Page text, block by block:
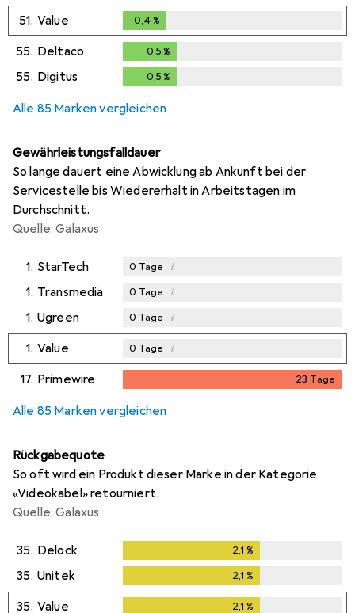
51. Value 0,4 %
55. Deltaco 0,5 %
55. Digitus 0,5 %
Alle 85 Marken vergleichen
Gewährleistungsfalldauer
So lange dauert eine Abwicklung ab Ankunft bei der
Servicestelle bis Wiedererhalt in Arbeitstagen im
Durchschnitt.
Quelle: Galaxus
1. StarTech 0 Tage i
1. Transmedia 0 Tage i
1. Ugreen 0 Tage i
1. Value 0 Tage i
17. Primewire 23 Tage
Alle 85 Marken vergleichen
Rückgabequote
So oft wird ein Produkt dieser Marke in der Kategorie
«Videokabel» retourniert.
Quelle: Galaxus
35. Delock 2,1 %
35. Unitek 2,1 %
35. Value 2,1 %